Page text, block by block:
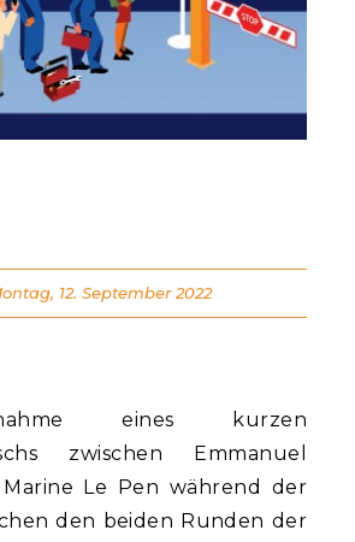
eines kurzen
zwischen Emmanuel
Le Pen während der
den beiden Runden der
12. September 2022